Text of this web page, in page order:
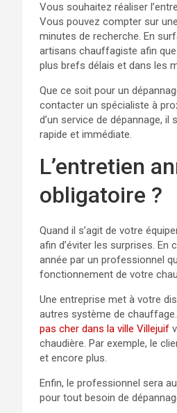
Vous souhaitez réaliser
Vous pouvez compter sur
minutes de recherche. En
artisans chauffagiste afin
plus brefs délais et dans les
Que ce soit pour un
contacter un spécialiste à
d’un service de dépannage,
rapide et immédiate.
L’entretien
obligatoire ?
Quand il s’agit de votre
afin d’éviter les surprises. En
année par un professionnel
fonctionnement de votre
Une entreprise met à votre
autres système de
pas cher dans la ville Villejuif
chaudière. Par exemple, le
et encore plus.
Enfin, le professionnel sera
pour tout besoin de